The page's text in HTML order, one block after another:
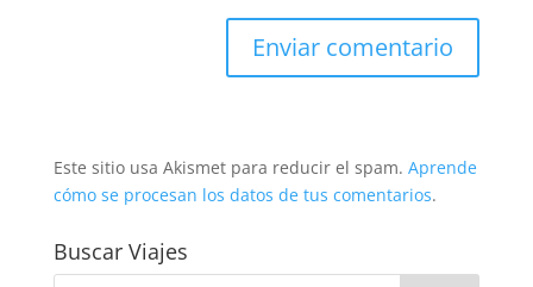
Este sitio usa Akismet para reducir el spam. Aprende
cómo se procesan los datos de tus comentarios.
Buscar Viajes